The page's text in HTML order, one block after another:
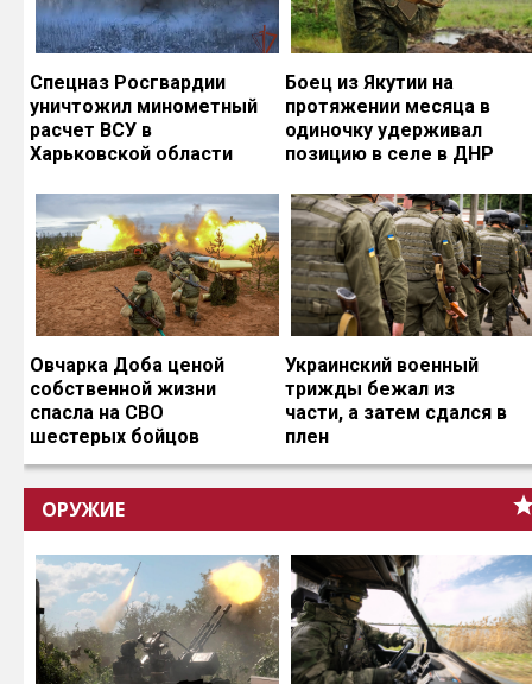
Спецназ Росгвардии
уничтожил минометный
расчет ВСУ в
Харьковской области
Боец из Якутии на
протяжении месяца в
одиночку удерживал
позицию в селе в ДНР
Овчарка Доба ценой
собственной жизни
спасла на СВО
шестерых бойцов
Украинский военный
трижды бежал из
части, а затем сдался в
плен
ОРУЖИЕ